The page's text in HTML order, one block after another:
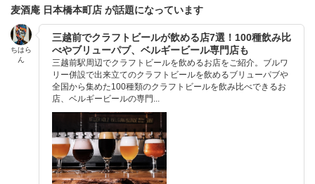
麦酒庵 日本橋本町店 が話題になっています
ちはら
ん
三越前でクラフトビールが飲める店7選！100種飲み比
べやブリューパブ、ベルギービール専門店も
三越前駅周辺でクラフトビールを飲めるお店をご紹介。ブルワ
リー併設で出来立てのクラフトビールを飲めるブリューパブや
全国から集めた100種類のクラフトビールを飲み比べできるお
店、ベルギービールの専門...